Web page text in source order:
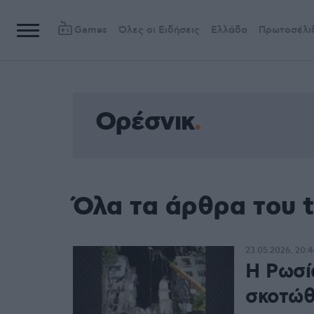
Games Όλες οι Ειδήσεις Ελλάδα
Ορέσνικ
Όλα τα άρθρα του
Η
23.05.2026,